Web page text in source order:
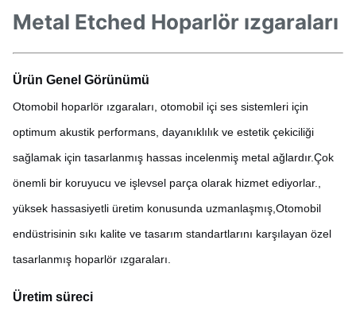
Metal Etched Hoparlör ızgaraları
Ürün Genel Görünümü
Otomobil hoparlör ızgaraları, otomobil içi ses sistemleri için
optimum akustik performans, dayanıklılık ve estetik çekiciliği
sağlamak için tasarlanmış hassas incelenmiş metal ağlardır.Çok
önemli bir koruyucu ve işlevsel parça olarak hizmet ediyorlar.,
yüksek hassasiyetli üretim konusunda uzmanlaşmış,Otomobil
endüstrisinin sıkı kalite ve tasarım standartlarını karşılayan özel
tasarlanmış hoparlör ızgaraları.
Üretim süreci